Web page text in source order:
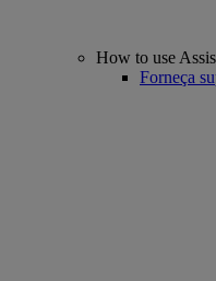
How to use
Forneça